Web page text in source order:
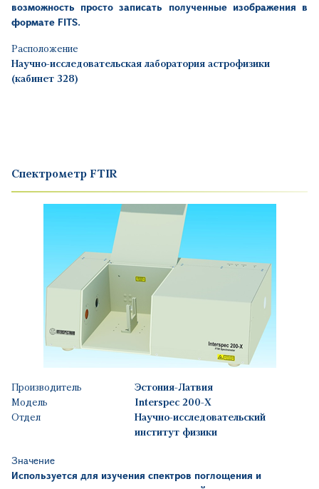
возможность просто записать полученные изображения в
формате FITS.
Расположение
Научно-исследовательская лаборатория астрофизики
(кабинет 328)
Спектрометр FTIR
Производитель
Эстония-Латвия
Модель
Interspec 200-X
Отдел
Научно-исследовательский
институт физики
Значение
Используется для изучения спектров поглощения и